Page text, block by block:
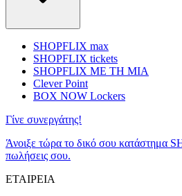
SHOPFLIX max
SHOPFLIX tickets
SHOPFLIX ΜΕ ΤΗ ΜΙΑ
Clever Point
BOX NOW Lockers
Γίνε συνεργάτης!
Άνοιξε τώρα το δικό σου κατάστημα
πωλήσεις σου.
ΕΤΑΙΡΕΙΑ